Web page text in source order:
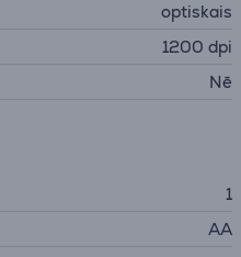
optiskais
1200 dpi
Nē
1
AA